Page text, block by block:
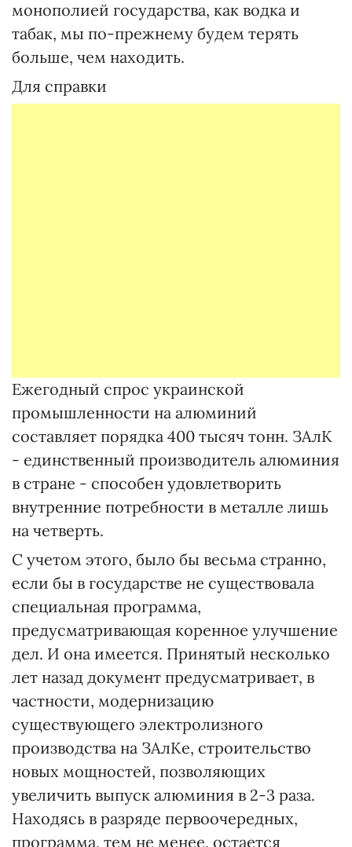
монополией государства, как водка и
табак, мы по-прежнему будем терять
больше, чем находить.
Для справки
Ежегодный спрос украинской
промышленности на алюминий
составляет порядка 400 тысяч тонн. ЗАлК
- единственный производитель алюминия
в стране - способен удовлетворить
внутренние потребности в металле лишь
на четверть.
С учетом этого, было бы весьма странно,
если бы в государстве не существовала
специальная программа,
предусматривающая коренное улучшение
дел. И она имеется. Принятый несколько
лет назад документ предусматривает, в
частности, модернизацию
существующего электролизного
производства на ЗАлКе, строительство
новых мощностей, позволяющих
увеличить выпуск алюминия в 2-3 раза.
Находясь в разряде первоочередных,
программа, тем не менее, остается